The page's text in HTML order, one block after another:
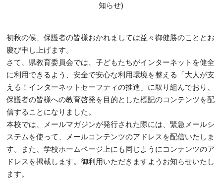
知らせ)
初秋の候、保護者の皆様おかれましては益々御健勝のこととお
慶び申し上げます。
さて、県教育委員会では、子どもたちがインターネットを健全
に利用できるよう、安全で安心な利用環境を整える「大人が支
える！インターネットセーフティの推進」に取り組んでおり、
保護者の皆様への教育啓発を目的とした標記のコンテンツを配
信することになりました。
本校では、メールマガジンが発行された際には、緊急メールシ
ステムを使って、メールコンテンツのアドレスを配信いたしま
す。また、学校ホームページ上にも同じようにコンテンツのア
ドレスを掲載します。御利用いただきますようお知らせいたし
ます。